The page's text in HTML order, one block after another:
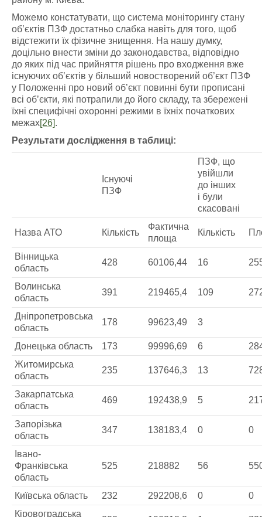
Можемо констатувати, що система моніторингу стану
об’єктів ПЗФ достатньо слабка навіть для того, щоб
відстежити їх фізичне знищення. На нашу думку,
доцільно внести зміни до законодавства, відповідно
до яких під час прийняття рішень про входження вже
існуючих об’єктів у більший новостворений об’єкт ПЗФ
у Положенні про новий об’єкт повинні бути прописані
всі об’єкти, які потрапили до його складу, та збережені
їхні специфічні охоронні режими в їхніх початкових
межах[26].
Результати дослідження в таблиці:
Існуючі
ПЗФ
ПЗФ, що
увійшли
до інших
і були
скасовані
Назва АТО Кількість
Фактична
площа
Кількість
Вінницька
область
428 60106,44 16
Волинська
область
391 219465,4 109
Дніпропетровська
область
178 99623,49 3
Донецька область 173 99996,69 6
Житомирська
область
235 137646,3 13
Закарпатська
область
469 192438,9 5
Запорізька
область
347 138183,4 0 0
Івано-
Франківська
область
525 218882 56
Київська область 232 292208,6 0
0
Кіровоградська